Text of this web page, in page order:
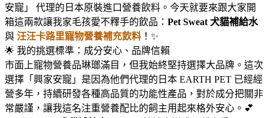
安寵」 代理的日本原裝進口營養飲料。今天就要來跟大家開
箱這兩款讓我家毛孩愛不釋手的飲品： Pet Sweat 犬貓補給水
與 汪汪卡路里寵物營養補充飲料 ！✨
🌟 我的挑選標準：成分安心、品牌信賴
市面上寵物營養品琳瑯滿目，但我始終堅持選擇大品牌。這次
選擇「興家安寵」是因為他們代理的日本 EARTH PET 已經經
營多年，持續研發各種高品質的功能性產品，對於成分把關非
常嚴謹，讓我這名注重營養配比的飼主用起來格外安心。💕